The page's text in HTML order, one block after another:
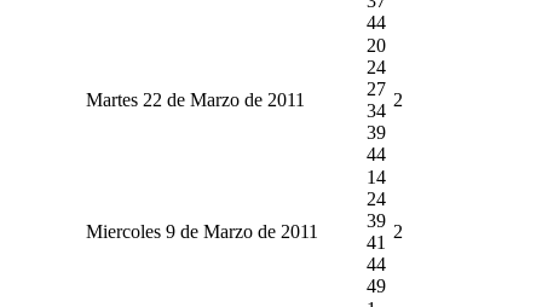
44
Martes 22 de Marzo de 2011
20
24
27
34
39
44
2
Miercoles 9 de Marzo de 2011
14
24
39
41
44
49
2